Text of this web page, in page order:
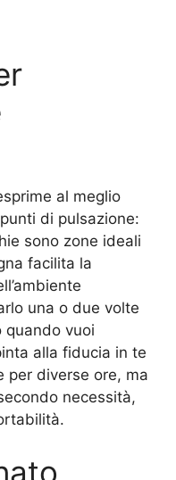
al meglio
di pulsazione:
sono zone ideali
facilita la
una o due volte
quando vuoi
alla fiducia in te
per diverse ore, ma
necessità,